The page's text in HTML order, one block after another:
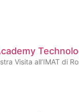
Visita all’IMAT di